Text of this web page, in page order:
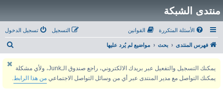
منتدى الشبكة
الأسئلة المتكررة القوانين تسجيل الدخول التسجيل
فهرس المنتدى بحث مواضيع لم يُرد عليها
يمكنك التسجيل والتفعيل عبر بريدك الالكتروني، راجع صندوق الـJunk، ولأي مشكلة
يمكنك التواصل مع مدير المنتدى عبر أي من وسائل التواصل الاجتماعي من هذا الرابط.